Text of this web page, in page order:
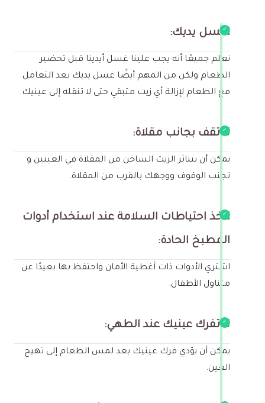
اغسل يديك:
نعلم جميعًا أنه يجب علينا غسل أيدينا قبل تحضير
الطعام ولكن من المهم أيضًا غسل يديك بعد التعامل
مع الطعام لإزالة أي زيت متبقي حتى لا تنقله إلى عينيك.
لا تقف بجانب مقلاة:
يمكن أن يتناثر الزيت الساخن من المقلاة في العينين و
تجنب الوقوف ووجهك بالقرب من المقلاة.
اتخذ احتياطات السلامة عند استخدام أدوات
المطبخ الحادة:
اشتري الأدوات ذات أغطية الأمان واحتفظ بها بعيدًا عن
متناول الأطفال.
لا تفرك عينيك عند الطهي:
يمكن أن يؤدي فرك عينيك بعد لمس الطعام إلى تهيج
العين.